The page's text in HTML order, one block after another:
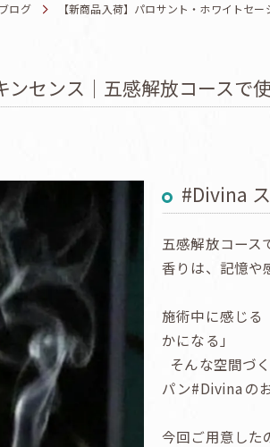
ブログ 【新商品入荷】パロサント・ホワイトセ
ンセンス｜五感解放コースで
#Divina
五感解放コース
香りは、記憶や
施術中に感じ
かになる」
そんな空間づ
パン#Divina の
今回ご用意した